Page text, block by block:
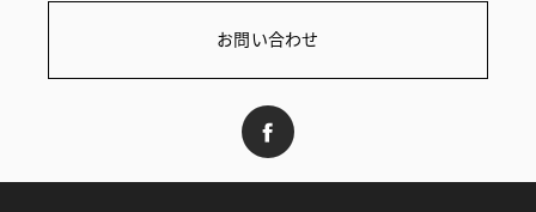
お問い合わせ